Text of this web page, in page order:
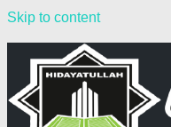
Skip to content